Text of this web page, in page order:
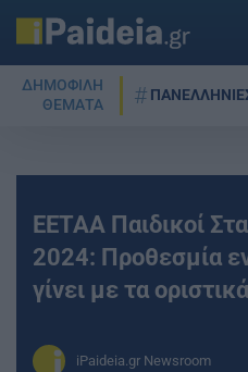
ΔΗΜΟΦΙΛΗ
ΘΕΜΑΤΑ
ΕΕΤΑΑ Παιδικοί
2024: Προθεσμία
γίνει με τα
iPaideia.gr Newsroom